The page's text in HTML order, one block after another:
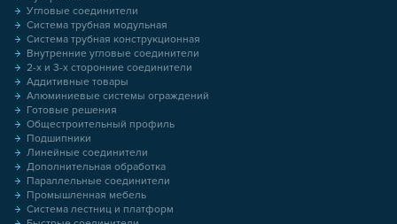
Угловые соединители
Система трубная модульная
Система трубная конструкционная
Внутренние угловые соединители
2-х и 3-х сторонние соединители
Аддитивные товары
Алюминиевые системы ограждений
Готовые решения
Общестроительный профиль
Подшипники
Линейные соединители
Дополнительная обработка
Параллельные соединители
Промышленная мебель
Система лестниц и платформ